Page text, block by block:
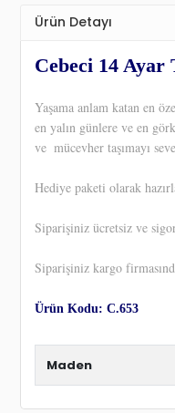
Ürün Detayı
Cebeci 14 Ayar
Yaşama anlam katan en
en yalın günlere ve en
ve mücevher taşımayı
Hediye paketi olarak
Siparişiniz ücretsiz ve
Siparişiniz kargo
Ürün Kodu: C.653
Maden